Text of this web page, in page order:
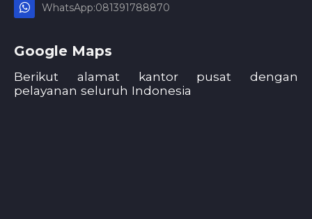
WhatsApp:081391788870
Google Maps
Berikut alamat kantor pusat dengan
pelayanan seluruh Indonesia